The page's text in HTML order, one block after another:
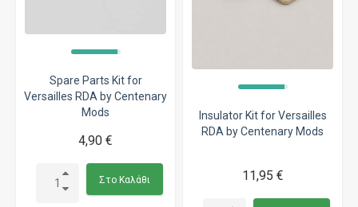
Spare Parts Kit for
Versailles RDA by Centenary
Mods
4,90 €
Στο Καλάθι
Insulator Kit for Versailles
RDA by Centenary Mods
11,95 €